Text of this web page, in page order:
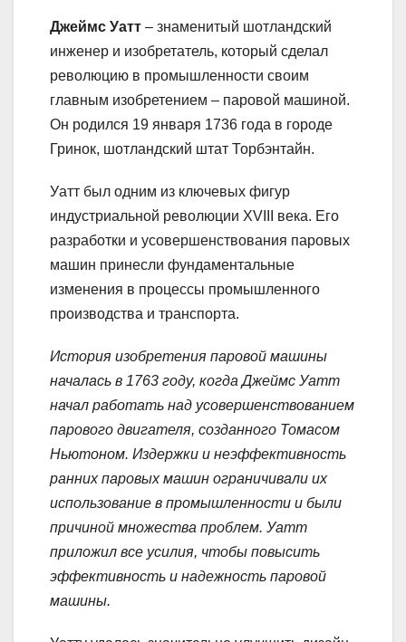
Джеймс Уатт – знаменитый шотландский
инженер и изобретатель, который сделал
революцию в промышленности своим
главным изобретением – паровой машиной.
Он родился 19 января 1736 года в городе
Гринок, шотландский штат Торбэнтайн.
Уатт был одним из ключевых фигур
индустриальной революции XVIII века. Его
разработки и усовершенствования паровых
машин принесли фундаментальные
изменения в процессы промышленного
производства и транспорта.
История изобретения паровой машины
началась в 1763 году, когда Джеймс Уатт
начал работать над усовершенствованием
парового двигателя, созданного Томасом
Ньютоном. Издержки и неэффективность
ранних паровых машин ограничивали их
использование в промышленности и были
причиной множества проблем. Уатт
приложил все усилия, чтобы повысить
эффективность и надежность паровой
машины.